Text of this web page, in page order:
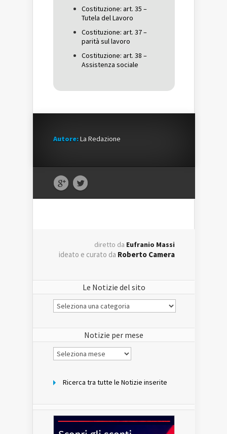
Costituzione: art. 35 –
Tutela del Lavoro
Costituzione: art. 37 –
parità sul lavoro
Costituzione: art. 38 –
Assistenza sociale
Autore:La Redazione
diretto da Eufranio Massi
ideato e curato da Roberto Camera
Le Notizie del sito
Le
Notizie
Notizie per mese
Notizie
per
Ricerca tra tutte le Notizie inserite